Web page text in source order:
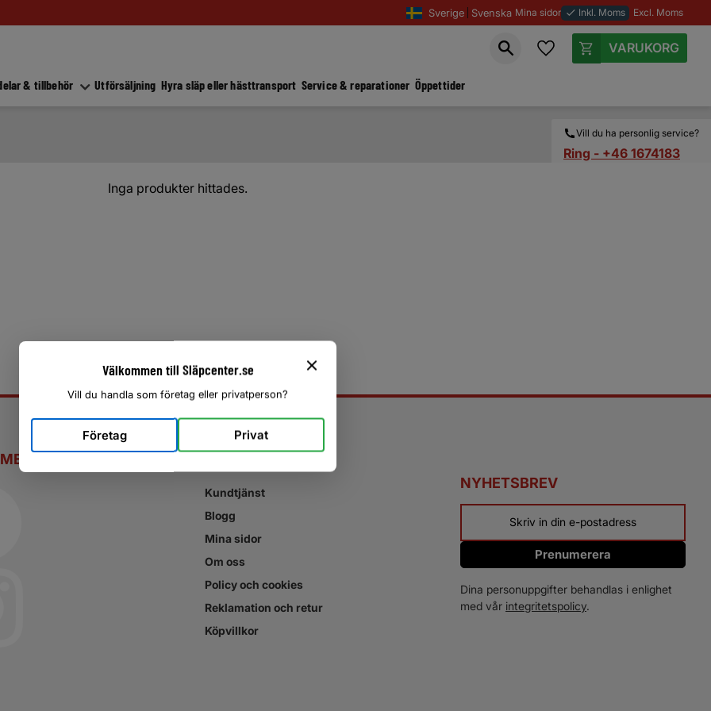
Sverige Svenska Mina sidor done Inkl. Moms Excl. Moms
Vill du ha personlig service?
Ring - +46 1674183
Favoriter
Kundvagn
& tillbehör Utförsäljning Hyra släp eller hästtransport Service & reparationer Öppettider
Inga produkter hittades.
NYHETSBREV
Prenumerera
Dina personuppgifter behandlas i enlighet
med vår integritetspolicy.
Kundtjänst
Blogg
Mina sidor
Om oss
Policy och cookies
Reklamation och retur
Köpvillkor
Välkommen till Släpcenter.se
Vill du handla som företag eller privatperson?
Företag Privat